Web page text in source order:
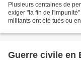
Plusieurs centaines de
exiger "la fin de
militants ont été tués ou
Guerre civile en